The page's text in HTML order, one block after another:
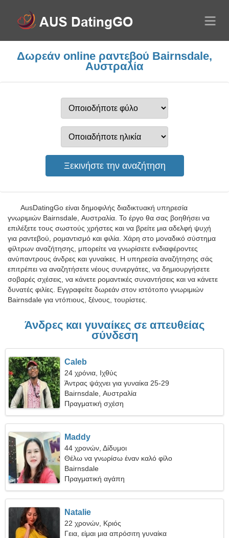
Δωρεάν online ραντεβού Bairnsdale,
Αυστραλία
AusDatingGo είναι δημοφιλής διαδικτυακή υπηρεσία
γνωριμιών Bairnsdale, Αυστραλία. Το έργο θα σας βοηθήσει να
επιλέξετε τους σωστούς χρήστες και να βρείτε μια αδελφή ψυχή
για ραντεβού, ρομαντισμό και φιλία. Χάρη στο μοναδικό σύστημα
φίλτρων αναζήτησης, μπορείτε να γνωρίσετε ενδιαφέροντες
ανύπαντρους άνδρες και γυναίκες. Η υπηρεσία αναζήτησης σάς
επιτρέπει να αναζητήσετε νέους συνεργάτες, να δημιουργήσετε
σοβαρές σχέσεις, να κάνετε ρομαντικές συναντήσεις και να κάνετε
δυνατές φιλίες. Εγγραφείτε δωρεάν στον ιστότοπο γνωριμιών
Bairnsdale για ντόπιους, ξένους, τουρίστες.
Άνδρες και γυναίκες σε απευθείας
σύνδεση
Caleb
24 χρόνια, Ιχθύς
Άντρας ψάχνει για γυναίκα 25-29
Bairnsdale, Αυστραλία
Πραγματική σχέση
Maddy
44 χρονών, Δίδυμοι
Θέλω να γνωρίσω έναν καλό φίλο
Bairnsdale
Πραγματική αγάπη
Natalie
22 χρονών, Κριός
Γεια, είμαι μια απρόσιτη γυναίκα